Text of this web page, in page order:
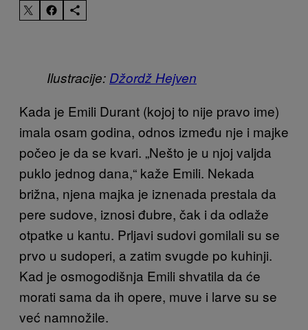
Ilustracije: Džordž Hejven
Kada je Emili Durant (kojoj to nije pravo ime)
imala osam godina, odnos između nje i majke
počeo je da se kvari. „Nešto je u njoj valjda
puklo jednog dana,“ kaže Emili. Nekada
brižna, njena majka je iznenada prestala da
pere sudove, iznosi đubre, čak i da odlaže
otpatke u kantu. Prljavi sudovi gomilali su se
prvo u sudoperi, a zatim svugde po kuhinji.
Kad je osmogodišnja Emili shvatila da će
morati sama da ih opere, muve i larve su se
već namnožile.